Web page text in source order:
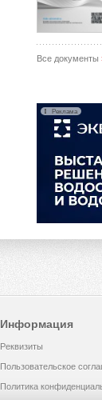
Все документы
Реклама
Информация
Реквизиты
Пользовательское
Политика